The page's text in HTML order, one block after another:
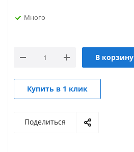
Много
В корзину
Купить в 1 клик
Поделиться